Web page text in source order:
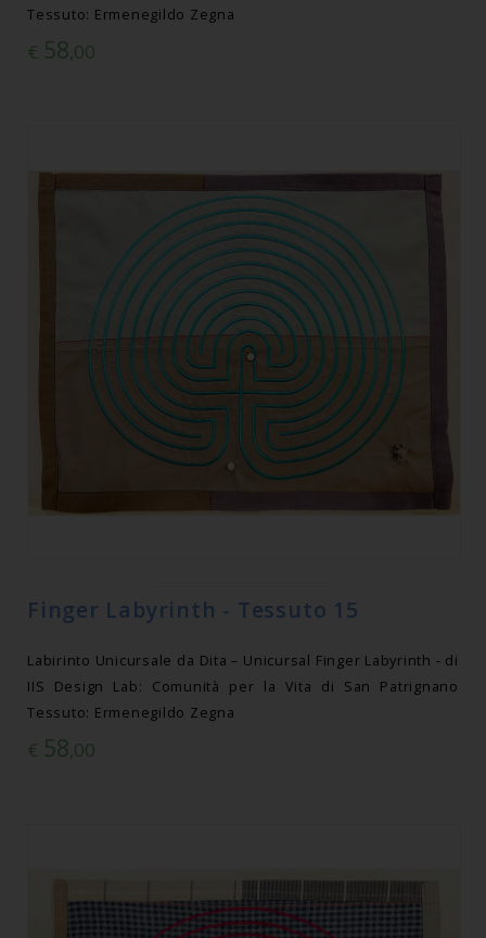
Tessuto: Ermenegildo Zegna
€ 58,00
Finger Labyrinth - Tessuto 15
Labirinto Unicursale da Dita – Unicursal Finger Labyrinth - di
IIS Design Lab: Comunità per la Vita di San Patrignano
Tessuto: Ermenegildo Zegna
€ 58,00